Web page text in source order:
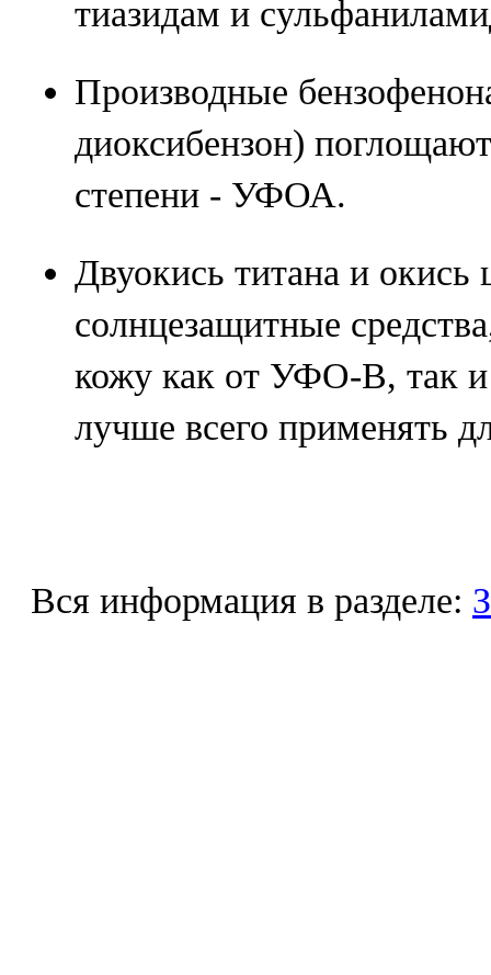
тиазидам и
Производные
диоксибензон)
степени - УФОА.
Двуокись титана и окись
солнцезащитные
кожу как от УФО-В, так
лучше всего применять
Вся информация в разделе: